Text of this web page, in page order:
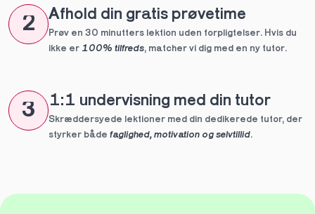
2 Afhold din gratis prøvetime
Prøv en 30 minutters lektion uden forpligtelser. Hvis du
ikke er 100% tilfreds, matcher vi dig med en ny tutor.
3 1:1 undervisning med din tutor
Skræddersyede lektioner med din dedikerede tutor, der
styrker både faglighed, motivation og selvtillid.